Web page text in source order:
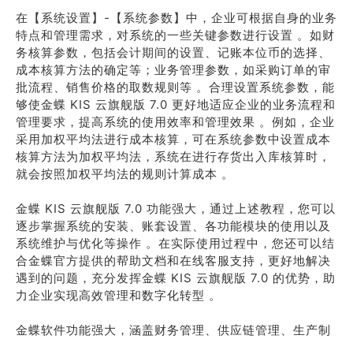
在【系统设置】-【系统参数】中，企业可根据自身的业务
特点和管理需求，对系统的一些关键参数进行设置 。如财
务核算参数，包括会计期间的设置、记账本位币的选择、
成本核算方法的确定等；业务管理参数，如采购订单的审
批流程、销售价格的取数规则等 。合理设置系统参数，能
够使金蝶 KIS 云旗舰版 7.0 更好地适应企业的业务流程和
管理要求，提高系统的使用效率和管理效果 。例如，企业
采用加权平均法进行成本核算，可在系统参数中设置成本
核算方法为加权平均法，系统在进行存货出入库核算时，
就会按照加权平均法的规则计算成本 。
金蝶 KIS 云旗舰版 7.0 功能强大，通过上述教程，您可以
逐步掌握系统的安装、账套设置、各功能模块的使用以及
系统维护与优化等操作 。在实际使用过程中，您还可以结
合金蝶官方提供的帮助文档和在线客服支持，更好地解决
遇到的问题，充分发挥金蝶 KIS 云旗舰版 7.0 的优势，助
力企业实现高效管理和数字化转型 。
金蝶软件功能强大，涵盖财务管理、供应链管理、生产制